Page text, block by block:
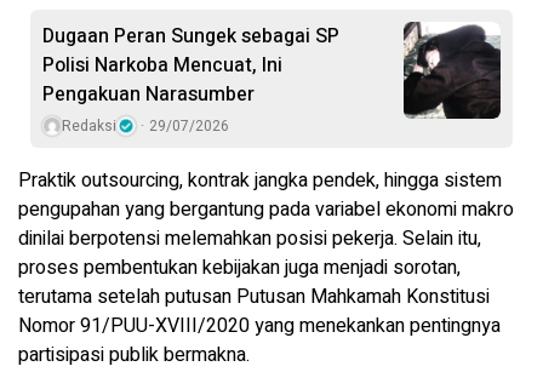
Dugaan Peran Sungek sebagai SP
Polisi Narkoba Mencuat, Ini
Pengakuan Narasumber
Redaksi 29/07/2026
Praktik outsourcing, kontrak jangka pendek, hingga sistem
pengupahan yang bergantung pada variabel ekonomi makro
dinilai berpotensi melemahkan posisi pekerja. Selain itu,
proses pembentukan kebijakan juga menjadi sorotan,
terutama setelah putusan Putusan Mahkamah Konstitusi
Nomor 91/PUU-XVIII/2020 yang menekankan pentingnya
partisipasi publik bermakna.